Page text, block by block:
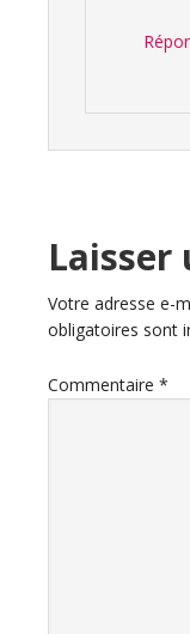
Laisser
Votre adresse e-
obligatoires sont
Commentaire *